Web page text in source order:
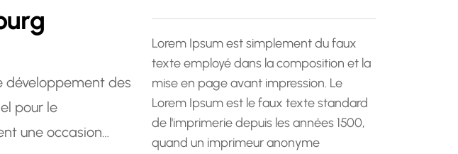
développement des
pour le
une occasion
h
e
Lorem Ipsum est simplement du faux
texte employé dans la composition et la
mise en page avant impression. Le
Lorem Ipsum est le faux texte standard
de l'imprimerie depuis les années 1500,
quand un imprimeur anonyme